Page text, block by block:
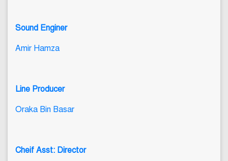
Sound Enginer
Amir Hamza
Line Producer
Oraka Bin Basar
Cheif Asst: Director